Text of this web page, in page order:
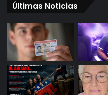
Últimas Noticias